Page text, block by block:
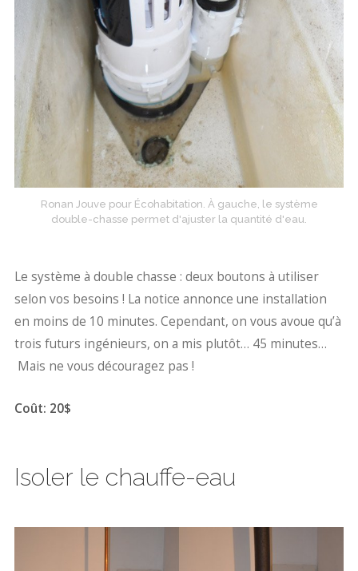
Ronan Jouve pour Écohabitation. À gauche, le système
double-chasse permet d'ajuster la quantité d'eau.
Le système à double chasse : deux boutons à utiliser
selon vos besoins ! La notice annonce une installation
en moins de 10 minutes. Cependant, on vous avoue qu’à
trois futurs ingénieurs, on a mis plutôt… 45 minutes…
Mais ne vous découragez pas !
Coût: 20$
Isoler le chauffe-eau